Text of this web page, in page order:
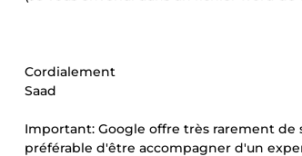
Cordialement
Saad
Important: Google offre très rarement de
préférable d'être accompagner d'un